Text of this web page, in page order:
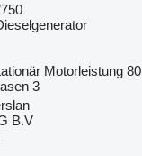
Motorleistung
3
B.V